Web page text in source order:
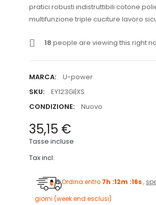
pratici robusti indistruttibili cotone
multifunzione triple cuciture lavoro
18 people are viewing this right
MARCA:
U-power
SKU:
EY123GI|XS
CONDIZIONE:
Nuovo
35,15 €
Tasse incluse
Tax incl.
Ordina entro 7h :12m :15s,
giorni (week end esclusi)